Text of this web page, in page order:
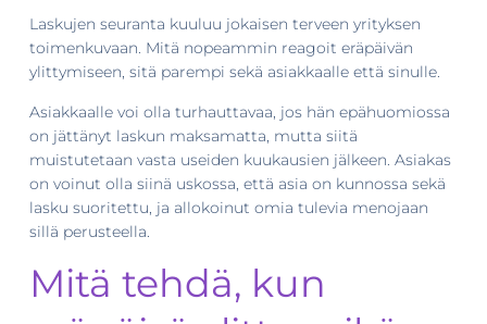
Laskujen seuranta kuuluu jokaisen terveen yrityksen
toimenkuvaan. Mitä nopeammin reagoit eräpäivän
ylittymiseen, sitä parempi sekä asiakkaalle että sinulle.
Asiakkaalle voi olla turhauttavaa, jos hän epähuomiossa
on jättänyt laskun maksamatta, mutta siitä
muistutetaan vasta useiden kuukausien jälkeen. Asiakas
on voinut olla siinä uskossa, että asia on kunnossa sekä
lasku suoritettu, ja allokoinut omia tulevia menojaan
sillä perusteella.
Mitä tehdä, kun